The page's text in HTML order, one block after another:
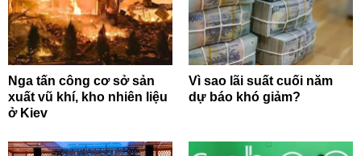
Nga tấn công cơ sở sản
xuất vũ khí, kho nhiên liệu
ở Kiev
Vì sao lãi suất cuối năm
dự báo khó giảm?